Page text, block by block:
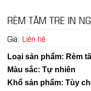
RÈM TĂM TRE IN
Giá: Liên hệ
Loại sản phẩm: Rèm
Màu sắc: Tự nhiên
Khổ sản phẩm: Tùy